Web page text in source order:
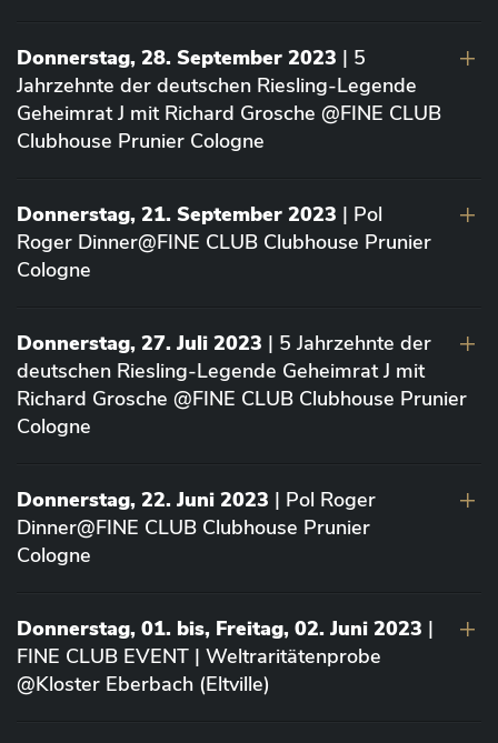
Donnerstag, 28. September 2023 | 5
Jahrzehnte der deutschen Riesling-Legende
Geheimrat J mit Richard Grosche @FINE CLUB
Clubhouse Prunier Cologne
Donnerstag, 21. September 2023 | Pol
Roger Dinner@FINE CLUB Clubhouse Prunier
Cologne
Donnerstag, 27. Juli 2023 | 5 Jahrzehnte der
deutschen Riesling-Legende Geheimrat J mit
Richard Grosche @FINE CLUB Clubhouse Prunier
Cologne
Donnerstag, 22. Juni 2023 | Pol Roger
Dinner@FINE CLUB Clubhouse Prunier
Cologne
Donnerstag, 01. bis, Freitag, 02. Juni 2023 |
FINE CLUB EVENT | Weltraritätenprobe
@Kloster Eberbach (Eltville)